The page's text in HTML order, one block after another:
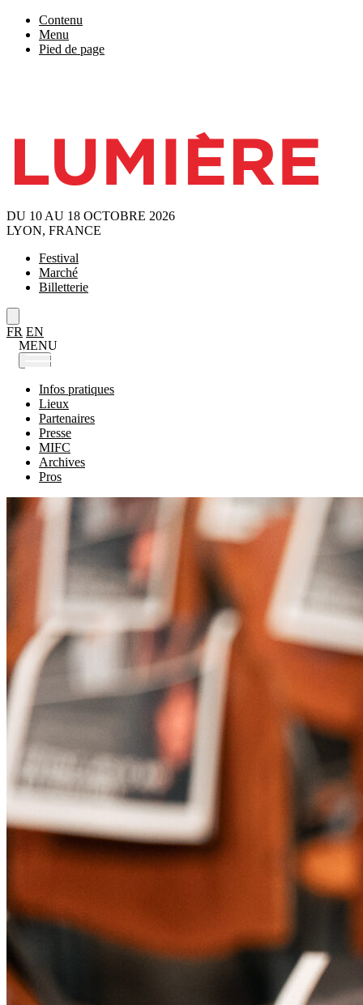
Contenu
Menu
Pied de page
DU 10 AU 18 OCTOBRE 2026
LYON, FRANCE
Festival
Marché
Billetterie
FR EN
MENU
Infos pratiques
Lieux
Partenaires
Presse
MIFC
Archives
Pros